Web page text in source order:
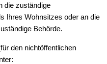
die zuständige
Ihres Wohnsitzes oder an die
Behörde.
den nichtöffentlichen